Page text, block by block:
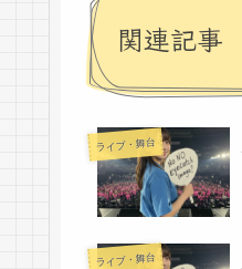
関連記事
ライブ・舞台
ライブ・舞台